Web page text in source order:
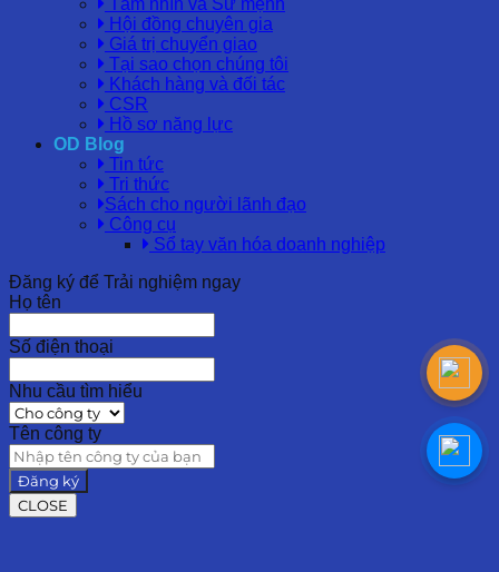
Tầm nhìn và Sứ mệnh
Hội đồng chuyên gia
Giá trị chuyển giao
Tại sao chọn chúng tôi
Khách hàng và đối tác
CSR
Hồ sơ năng lực
OD Blog
Tin tức
Tri thức
Sách cho người lãnh đạo
Công cụ
Sổ tay văn hóa doanh nghiệp
Đăng ký để Trải nghiệm ngay
Họ tên
Số điện thoại
Nhu cầu tìm hiểu
Tên công ty
Đăng ký
CLOSE